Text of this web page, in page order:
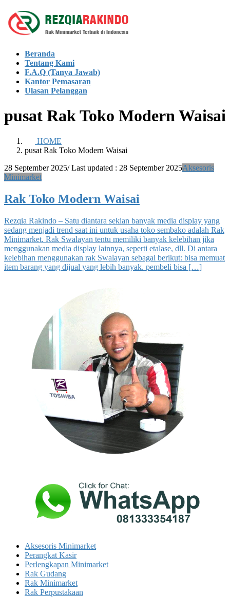
Skip
to
the
Skip
to
the
Beranda
Tentang Kami
F.A.Q (Tanya Jawab)
Kantor Pemasaran
Ulasan Pelanggan
pusat Rak Toko Modern Waisai
HOME
pusat Rak Toko Modern Waisai
28 September 2025/ Last updated : 28 September 2025Aksesoris
Minimarket
Rak Toko Modern Waisai
Rezqia Rakindo – Satu diantara sekian banyak media display yang
sedang menjadi trend saat ini untuk usaha toko sembako adalah Rak
Minimarket. Rak Swalayan tentu memiliki banyak kelebihan jika
menggunakan media display lainnya, seperti etalase, dll. Di antara
kelebihan menggunakan rak Swalayan sebagai berikut: bisa memuat
item barang yang dijual yang lebih banyak. pembeli bisa […]
Aksesoris Minimarket
Perangkat Kasir
Perlengkapan Minimarket
Rak Gudang
Rak Minimarket
Rak Perpustakaan